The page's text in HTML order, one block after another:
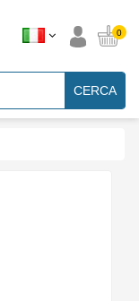
0
CERCA